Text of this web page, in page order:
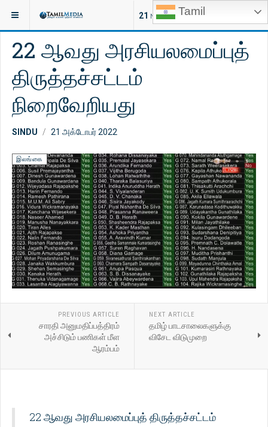
Tamil
21 NEW ARTICLES
இருக்குமிடம்: இலங்கை
22 ஆவது அரசியலமைப்புத்
திருத்தச்சட்டம்
நிறைவேறியது
SINDU 21 அக்டோபர் 2022
இலங்கை
PREVIOUS ARTICLE
சாரதி அனுமதிப்பத்திரம்
அச்சிடும் பணிகள் மீள
ஆரம்பம்
NEXT ARTICLE
தமிழ் பாடசாலைகளுக்கு
விசேட விடுமுறை
22 ஆவது அரசியலமைப்புத் திருத்தச்சட்டம்